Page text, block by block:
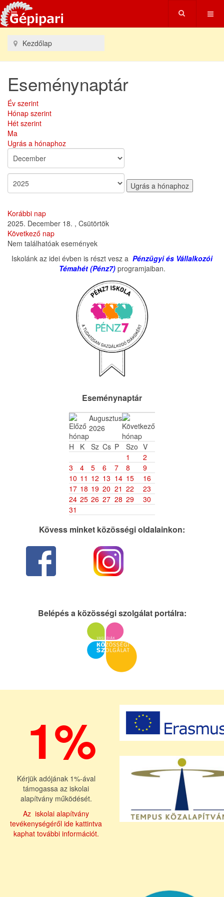
Kezdőlap
Eseménynaptár
Év szerint
Hónap szerint
Hét szerint
Ma
Ugrás a hónaphoz
Ugrás a hónaphoz
Korábbi nap
2025. December 18. , Csütörtök
Következő nap
Nem találhatóak események
Iskolánk az idei évben is részt vesz a Pénzügyi és Vállalkozói
Témahét (Pénz7)programjaiban.
Eseménynaptár
Augusztus
2026
H
K Sz Cs P Szo V
1
2
3
4 5 6 7 8
9
10 11 12 13 14 15
16
17 18 19 20 21 22
23
24 25 26 27 28 29
30
31
Kövess minket közösségi oldalainkon:
Belépés a közösségi szolgálat portálra:
1%
Kérjük adójának 1%-ával
támogassa az iskolai
alapítvány működését.
Az iskolai alapítvány
tevékenységéről ide kattintva
kaphat további információt.